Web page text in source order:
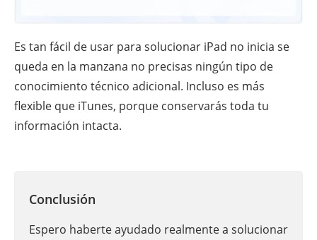
Es tan fácil de usar para solucionar iPad no inicia se
queda en la manzana no precisas ningún tipo de
conocimiento técnico adicional. Incluso es más
flexible que iTunes, porque conservarás toda tu
información intacta.
Conclusión
Espero haberte ayudado realmente a solucionar